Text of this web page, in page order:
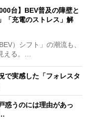
台】BEV普及の障壁と
「充電のストレス」解
）シフト」の潮流も、
える。…
で実感した「フォレスタ
惑うのには理由があっ